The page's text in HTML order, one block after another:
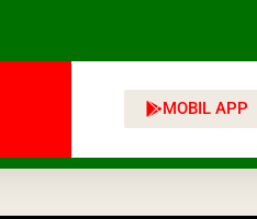
MOBIL APP